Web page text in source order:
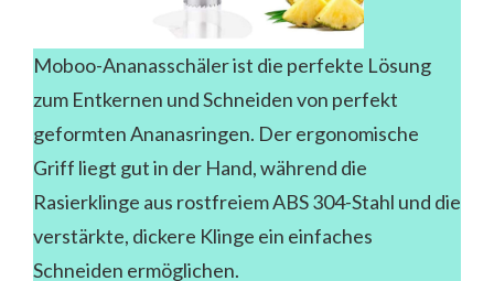
Moboo-Ananasschäler ist die perfekte Lösung
zum Entkernen und Schneiden von perfekt
geformten Ananasringen. Der ergonomische
Griff liegt gut in der Hand, während die
Rasierklinge aus rostfreiem ABS 304-Stahl und die
verstärkte, dickere Klinge ein einfaches
Schneiden ermöglichen.